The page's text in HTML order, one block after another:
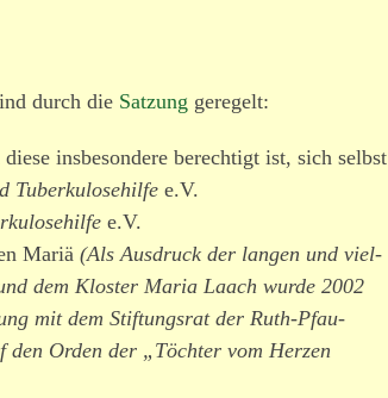
durch die Satzung geregelt:
insbe­sondere berechtigt ist, sich selbst
Tuberkulosehilfe e.V.
e.V.
Mariä (Als Ausdruck der langen und viel­
dem Kloster Maria Laach wurde 2002
mit dem Stiftungsrat der Ruth-Pfau-
Orden der „Töchter vom Herzen